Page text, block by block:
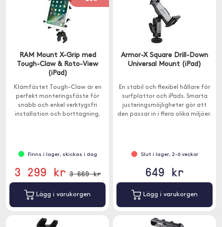
RAM Mount X-Grip med
Tough-Claw & Roto-View
(iPad)
Klämfästet Tough-Claw är en
perfekt monteringsfäste för
snabb och enkel verktygsfri
installation och borttagning.
Finns i lager, skickas i dag
3 299 kr 3 669 kr
Lägg i varukorgen
Armor-X Square Drill-Down
Universal Mount (iPad)
En stabil och flexibel hållare för
surfplattor och iPads. Smarta
justeringsmöjligheter gör att
den passar in i flera olika miljöer.
Slut i lager, 2-6 veckor
649 kr
Lägg i varukorgen